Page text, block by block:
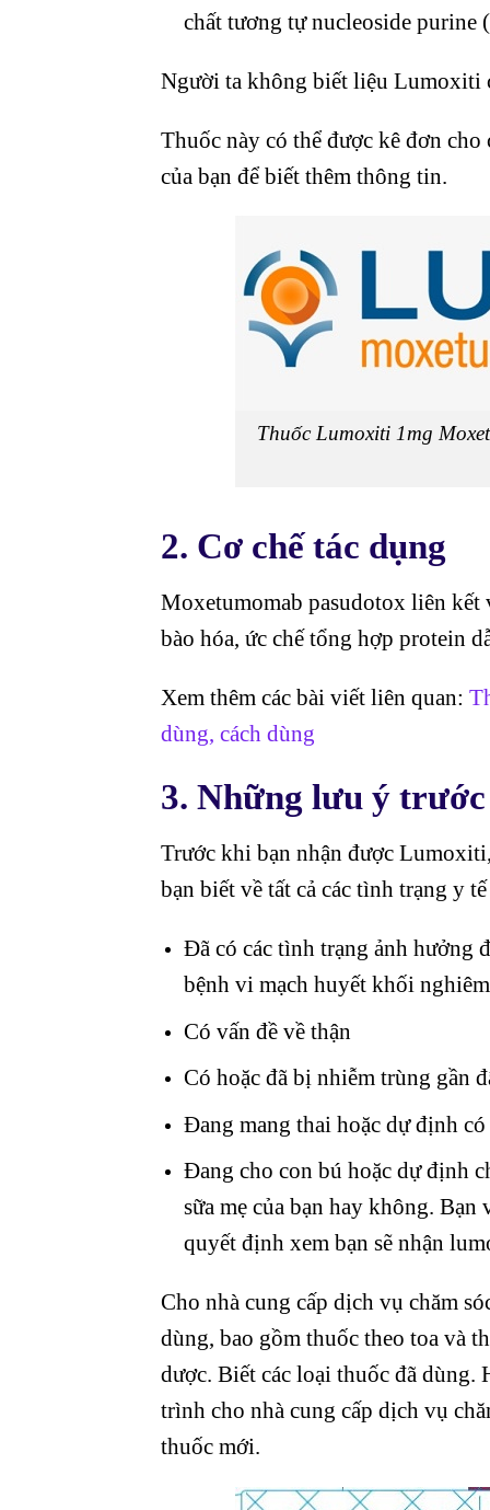
chất tương tự nucleoside purine
Người ta không biết liệu Lumoxiti
Thuốc này có thể được kê đơn
của bạn để biết thêm thông tin.
Thuốc Lumoxiti 1mg
2. Cơ chế tác dụng
Moxetumomab pasudotox liên kết
bào hóa, ức chế tổng hợp protein
Xem thêm các bài viết liên quan:
dùng, cách dùng
3. Những lưu ý
Trước khi bạn nhận được
bạn biết về tất cả các tình trạng y
Đã có các tình trạng ảnh hưởng
bệnh vi mạch huyết khối
Có vấn đề về thận
Có hoặc đã bị nhiễm trùng gần
Đang mang thai hoặc dự định
Đang cho con bú hoặc dự định
sữa mẹ của bạn hay không. Bạn
quyết định xem bạn sẽ nhận
Cho nhà cung cấp dịch vụ chăm
dùng, bao gồm thuốc theo toa và
dược. Biết các loại thuốc đã dùng.
trình cho nhà cung cấp dịch vụ
thuốc mới.